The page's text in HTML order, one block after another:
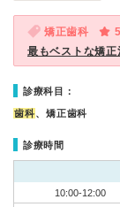
矯正歯科
最もベストな矯
診療科目：
歯科、矯正歯科
診療時間
10:00-12:00